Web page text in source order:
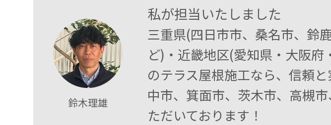
鈴木理雄
私が担当いたしました
三重県(四日市市、桑名市、鈴
ど)・近畿地区(愛知県・大阪
のテラス屋根施工なら、信頼
中市、箕面市、茨木市、高槻
ただいております！